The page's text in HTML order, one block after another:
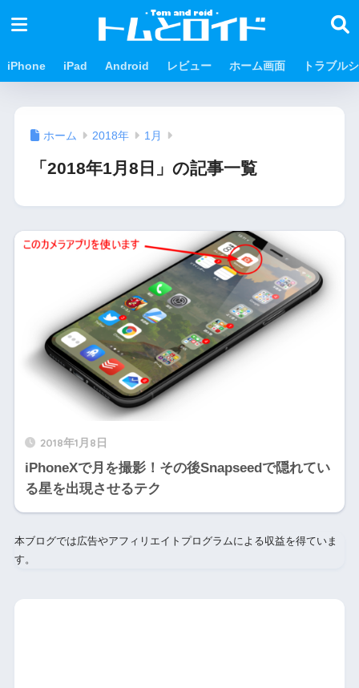
iPhone iPad Android レビュー ホーム画面 トラブル
ホーム 2018年 1月
「2018年1月8日」の記事一覧
2018年1月8日
iPhoneXで月を撮影！その後Snapseedで隠れてい
る星を出現させるテク
本ブログでは広告やアフィリエイトプログラムによる収益を得ていま
す。